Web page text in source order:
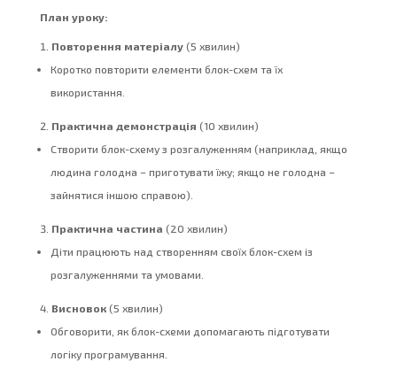
План уроку:
Повторення матеріалу(5 хвилин)
Коротко повторити елементи блок-схем та їх
використання.
Практична демонстрація (10 хвилин)
Створити блок-схему з розгалуженням (наприклад, якщо
людина голодна – приготувати їжу; якщо не голодна –
зайнятися іншою справою).
Практична частина (20 хвилин)
Діти працюють над створенням своїх блок-схем із
розгалуженнями та умовами.
Висновок(5 хвилин)
Обговорити, як блок-схеми допомагають підготувати
логіку програмування.